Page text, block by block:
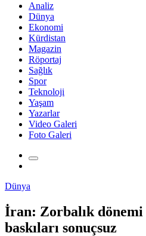
Analiz
Dünya
Ekonomi
Kürdistan
Magazin
Röportaj
Sağlık
Spor
Teknoloji
Yaşam
Yazarlar
Video Galeri
Foto Galeri
Dünya
İran: Zorbalık dönemi
baskıları sonuçsuz